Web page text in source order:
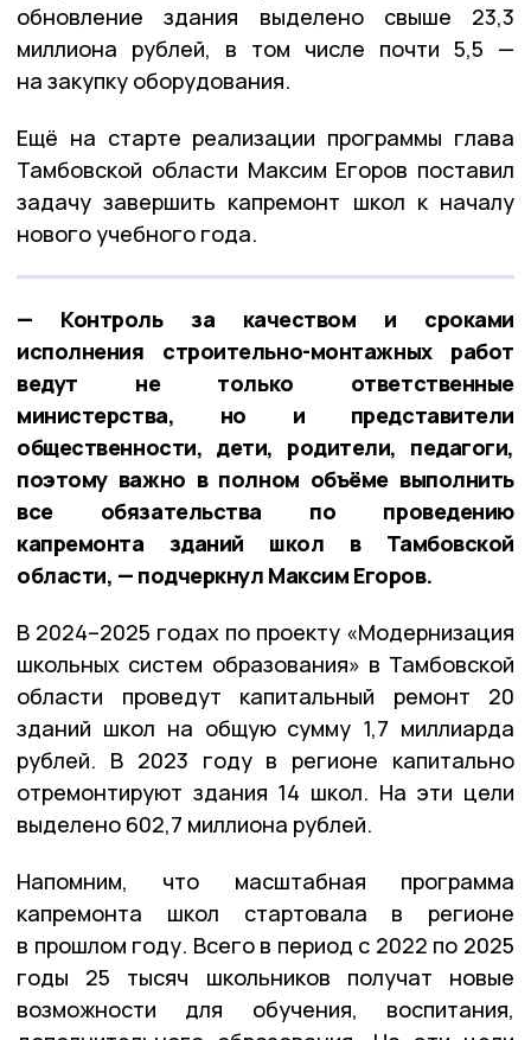
обновление здания выделено свыше 23,3
миллиона рублей, в том числе почти 5,5 —
на закупку оборудования.
Ещё на старте реализации программы глава
Тамбовской области Максим Егоров поставил
задачу завершить капремонт школ к началу
нового учебного года.
— Контроль за качеством и сроками
исполнения строительно-монтажных работ
ведут не только ответственные
министерства, но и представители
общественности, дети, родители, педагоги,
поэтому важно в полном объёме выполнить
все обязательства по проведению
капремонта зданий школ в Тамбовской
области, — подчеркнул Максим Егоров.
В 2024–2025 годах по проекту «Модернизация
школьных систем образования» в Тамбовской
области проведут капитальный ремонт 20
зданий школ на общую сумму 1,7 миллиарда
рублей. В 2023 году в регионе капитально
отремонтируют здания 14 школ. На эти цели
выделено 602,7 миллиона рублей.
Напомним, что масштабная программа
капремонта школ стартовала в регионе
в прошлом году. Всего в период с 2022 по 2025
годы 25 тысяч школьников получат новые
возможности для обучения, воспитания,